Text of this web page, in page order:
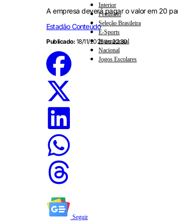
Interior
Feminino
Seleção Brasileira
E-Sports
Internacional
Nacional
Jogos Escolares
A empresa deverá pagar o valor em 20
Estadão Conteúdo
Publicado: 18/11/2025 às 22:30
Seguir